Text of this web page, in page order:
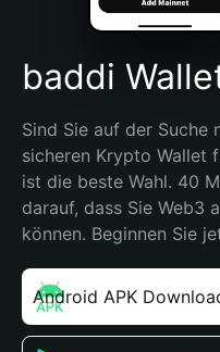
Español (Argentina)
baddi
Sind Sie auf der Suche
sicheren Krypto Wallet
ist die beste Wahl. 40
darauf, dass Sie Web3
können. Beginnen Sie
Android APK